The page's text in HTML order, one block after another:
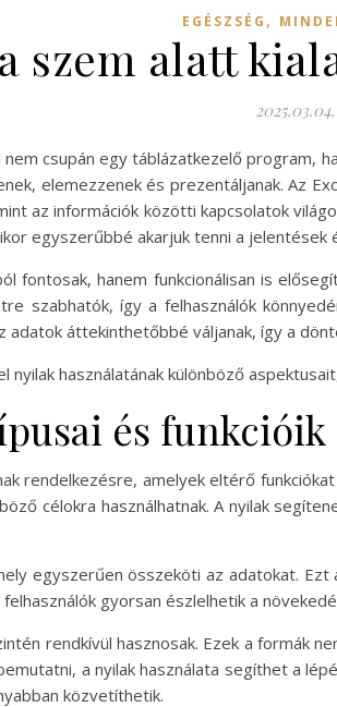
EGÉSZSÉG ,
szem alatt
2025.03.04.
csupán egy táblázatkezelő program,
elemezzenek és prezentáljanak. Az
az információk közötti kapcsolatok
egyszerűbbé akarjuk tenni a
fontosak, hanem funkcionálisan is
szabhatók, így a felhasználók
adatok áttekinthetőbbé váljanak, így a
használatának különböző
és funkcióik
rendelkezésre, amelyek eltérő
célokra használhatnak. A nyilak
egyszerűen összeköti az adatokat.
gyorsan észlelhetik a
rendkívül hasznosak. Ezek a formák
a nyilak használata segíthet a
közvetíthetik.